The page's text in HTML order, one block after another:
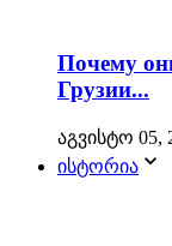
Почему
Грузии...
აგვისტო 05,
ისტორია